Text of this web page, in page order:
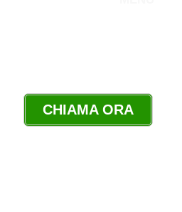
CHIAMA ORA